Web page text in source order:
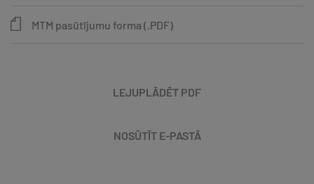
MTM pasūtījumu forma (.PDF)
LEJUPLĀDĒT PDF
NOSŪTĪT E-PASTĀ